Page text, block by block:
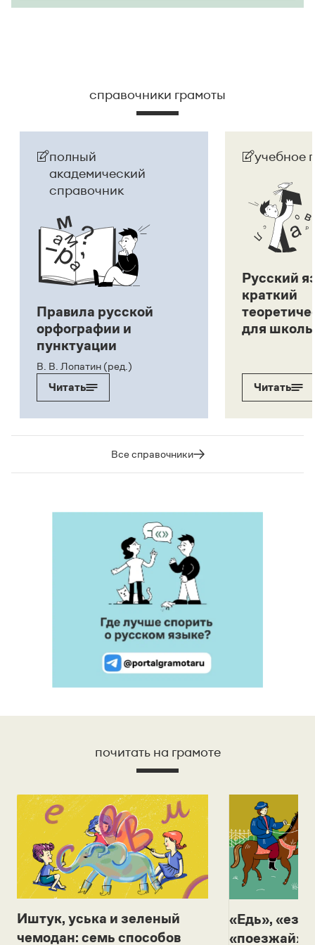
справочники грамоты
полный
академический
справочник
Правила русской
орфографии и
пунктуации
В. В. Лопатин (ред.)
Читать
учебное
Русский
краткий
для
Читать
Все справочники
почитать на грамоте
Иштук, уська и зеленый
чемодан: семь способов
«Едь»,
«поезжай»?